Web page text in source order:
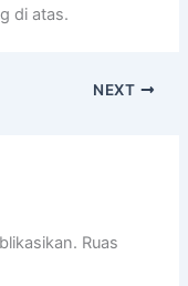
di atas.
NEXT
Ruas